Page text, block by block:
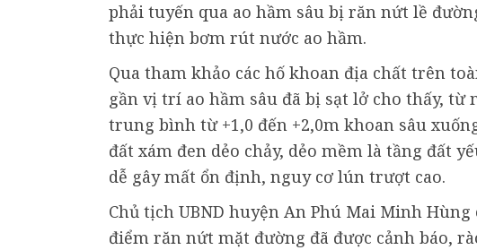
phải tuyến qua ao hầm sâu bị răn nứt lề
thực hiện bơm rút nước ao hầm.
Qua tham khảo các hố khoan địa chất trên
gần vị trí ao hầm sâu đã bị sạt lở cho thấy,
trung bình từ +1,0 đến +2,0m khoan sâu
đất xám đen dẻo chảy, dẻo mềm là tầng đất
dễ gây mất ổn định, nguy cơ lún trượt cao.
Chủ tịch UBND huyện An Phú Mai Minh
điểm răn nứt mặt đường đã được cảnh báo,